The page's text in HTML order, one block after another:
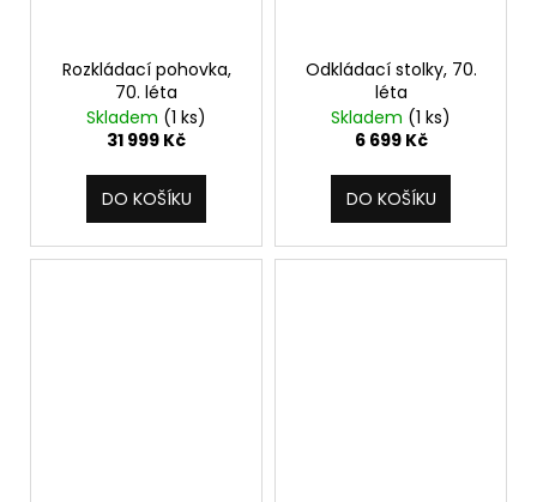
Rozkládací pohovka,
70. léta
Skladem (1 ks)
31 999 Kč
DO KOŠÍKU
Odkládací stolky, 70.
léta
Skladem (1 ks)
6 699 Kč
DO KOŠÍKU